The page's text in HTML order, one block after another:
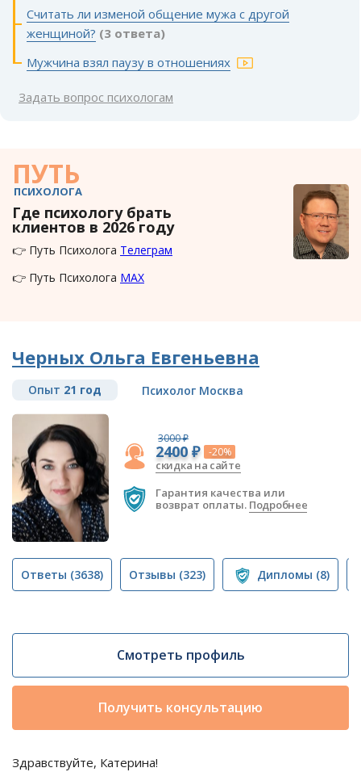
Считать ли изменой общение мужа с другой
женщиной? (3 ответа)
Мужчина взял паузу в отношениях
Задать вопрос психологам
ПУТЬ
ПСИХОЛОГА
Где психологу брать
клиентов в 2026 году
👉 Путь Психолога Телеграм
👉 Путь Психолога MAX
Черных Ольга Евгеньевна
Опыт 21 год Психолог Москва
3000 ₽
2400 ₽ -20%
скидка на сайте
Гарантия качества или
возврат оплаты. Подробнее
Ответы (3638) Отзывы (323) Дипломы (8)
Смотреть профиль
Получить консультацию
Здравствуйте, Катерина!